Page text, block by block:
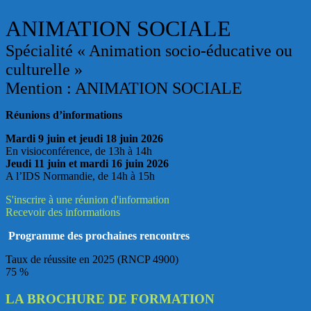
ANIMATION SOCIALE
Spécialité « Animation socio-éducative ou
culturelle »
Mention : ANIMATION SOCIALE
Réunions d’informations
Mardi 9 juin et jeudi 18 juin 2026
En visioconférence, de 13h à 14h
Jeudi 11 juin et mardi 16 juin 2026
A l’IDS Normandie, de 14h à 15h
S'inscrire à une réunion d'information
Recevoir des informations
Programme des prochaines rencontres
Taux de réussite en 2025 (RNCP 4900)
75 %
LA BROCHURE DE FORMATION